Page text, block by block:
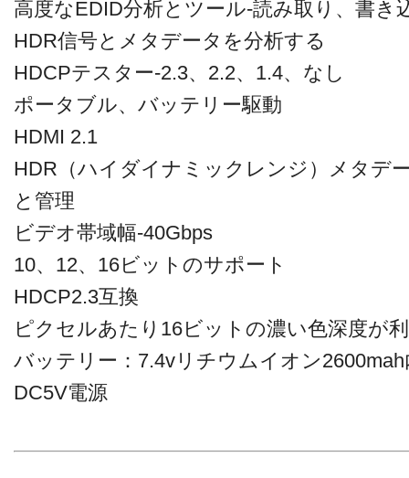
高度なEDID分析とツール-読み取り、書き
HDR信号とメタデータを分析する
HDCPテスター-2.3、2.2、1.4、なし
ポータブル、バッテリー駆動
HDMI 2.1
HDR（ハイダイナミックレンジ）メタデ
と管理
ビデオ帯域幅-40Gbps
10、12、16ビットのサポート
HDCP2.3互換
ピクセルあたり16ビットの濃い色深度が
バッテリー：7.4vリチウムイオン
DC5V電源